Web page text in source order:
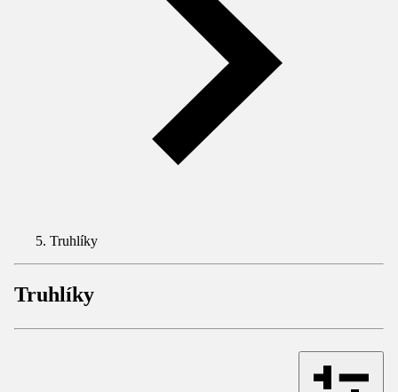
Truhlíky
Truhlíky